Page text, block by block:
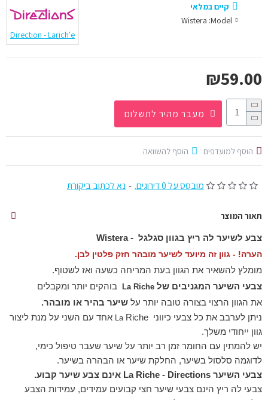
מובסס על 0 דירוגים. - נא לכתוב ביקורת
₪59.00
קיים במלאי
Model:
Wistera
Direction - Larich'e
מעבר מהיר לתשלום
הוסף למועדפים הוסף להשוואה
תאור המוצר
צבע לשיער לה ריץ בגוון סגלגל -Wistera
הערה! - גוון זה מיועד לשיער מובהר חזק פלטין לבן.
מומלץ להשאיר את הגוון בעת המריחה כשעה ואז לשטוף.
צבעי השיער המגניבים של
La Riche
בוהקים יותר ומקבלים
את הגוון הרצוי בצורה טובה יותר על שיער בהיר או מובהר.
ניתן לערבב את כל צבעי כיווני
Riche אחד עם השני על מנת ליצור
גוון ייחודי משלך.
יש להמתין עם החומר זמן רב יותר על שיער שעבר טיפול כימי,
לדוגמה סלסול בשיער, החלקת שיער או הבהרה בשיער.
צבעי השיער La Riche - Directions אינם צבע שיער קבוע.
צבעי לה ריץ הינם צבעי שיער חצי קבועים עמידים, עמידות הצבע